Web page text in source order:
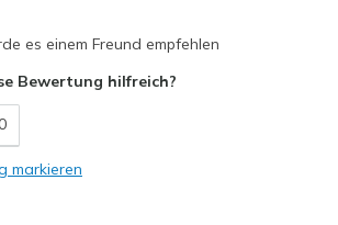
es einem Freund empfehlen
Bewertung hilfreich?
markieren